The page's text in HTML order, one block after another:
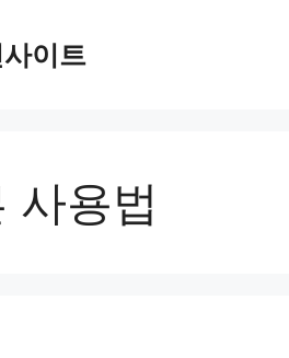
이트
사용법